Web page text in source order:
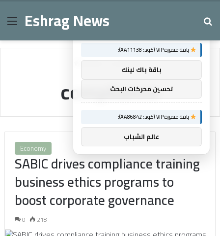
MenuEshrag News
Home/compliance
compliance
Economy
SABIC drives compliance training
business ethics programs to
boost corporate governance
0 218
×
باقة متميزة VIP (كود: AA11138):
باقة باك لينك
تحسين محركات البحث
باقة متميزة VIP (كود: AA86842):
عالم الشباب